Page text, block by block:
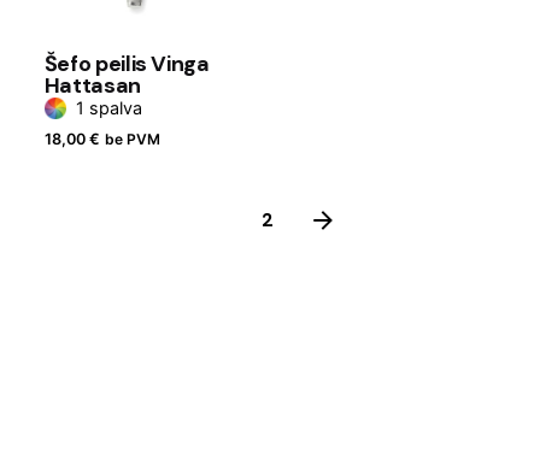
Šefo peilis Vinga
Hattasan
1 spalva
18,00 € be PVM
2